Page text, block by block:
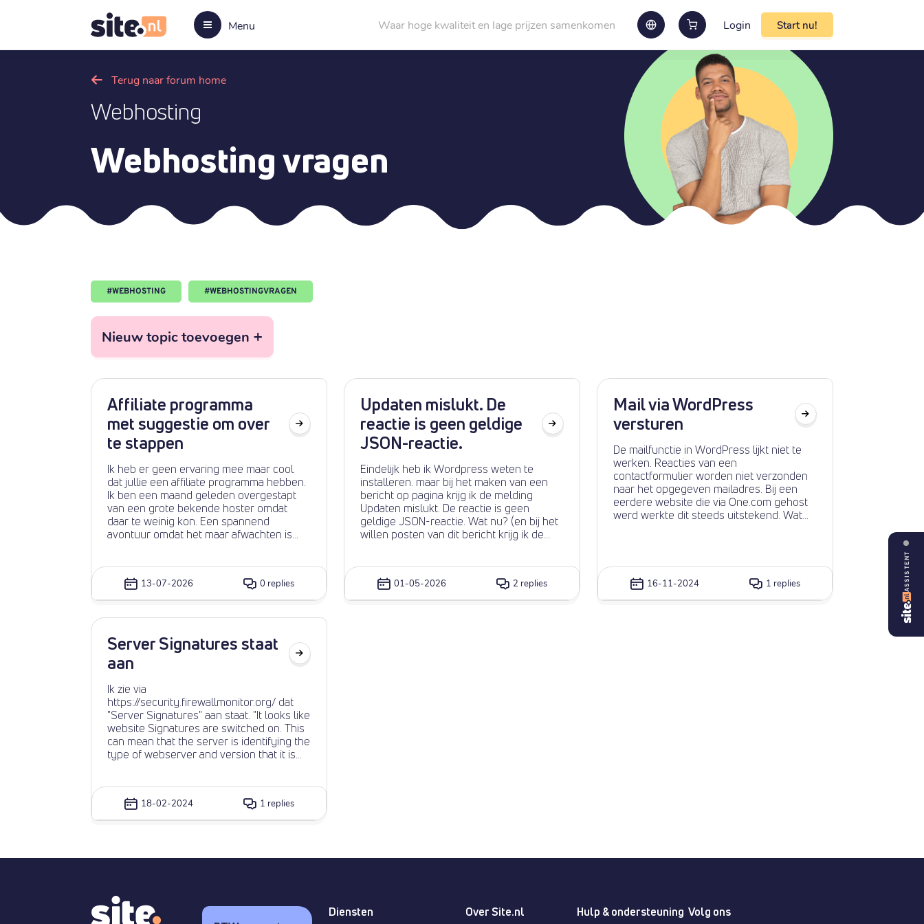
Menu Waar hoge kwaliteit en lage prijzen samenkomen Login Start nu!
Terug naar forum home
Webhosting
Webhosting vragen
#WEBHOSTING #WEBHOSTINGVRAGEN
Nieuw topic toevoegen +
Affiliate programma
met suggestie om over
te stappen
Ik heb er geen ervaring mee maar cool
dat jullie een affiliate programma hebben.
Ik ben een maand geleden overgestapt
van een grote bekende hoster omdat
daar te weinig kon. Een spannend
avontuur omdat het maar afwachten is
zet onderaan mijn hoofdsite
https://www.rudymentair.nl de overstap-
voldoende tips zijn maak ik er een nieuwe
blog over!
13-07-2026 0 replies
Updaten mislukt. De
reactie is geen geldige
JSON-reactie.
Eindelijk heb ik Wordpress weten te
installeren. maar bij het maken van een
bericht op pagina krijg ik de melding
Updaten mislukt. De reactie is geen
geldige JSON-reactie. Wat nu? (en bij het
willen posten van dit bericht krijg ik de
het maken van een bericht op pagina krijg
ik de melding Updaten mislukt. De reactie
01-05-2026 2 replies
Mail via WordPress
versturen
De mailfunctie in WordPress lijkt niet te
werken. Reacties van een
contactformulier worden niet verzonden
naar het opgegeven mailadres. Bij een
eerdere website die via One.com gehost
werd werkte dit steeds uitstekend. Wat
16-11-2024 1 replies
Server Signatures staat
aan
Ik zie via
https://security.firewallmonitor.org/ dat
"Server Signatures" aan staat. "It looks like
website Signatures are switched on. This
can mean that the server is identifying the
type of webserver and version that it is
raden om "Server Signatures" uit te
schakelen. Staat dit op de planning bij
18-02-2024 1 replies
Diensten Over Site.nl Hulp & ondersteuning Volg ons
ASSISTENT